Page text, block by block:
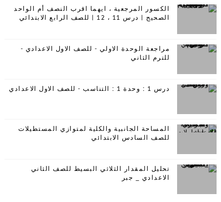
الكسور المرجعية ، ايهما اقرب النصف أم الواحد
الصحيح | درس 11 ، 12 | للصف الرابع الابتدائي
مراجعة الوحدة الاولي - للصف الاول الاعدادي -
للترم الثاني
درس 1 : وحدة 1 : التناسب - للصف الاول الاعدادي
المساحة الجانبية والكلية لمتوازي المستطيلات
للصف السادس الابتدائي
تحليل المقدار الثلاثي البسيط للصف الثاني
الاعدادي _ جبر